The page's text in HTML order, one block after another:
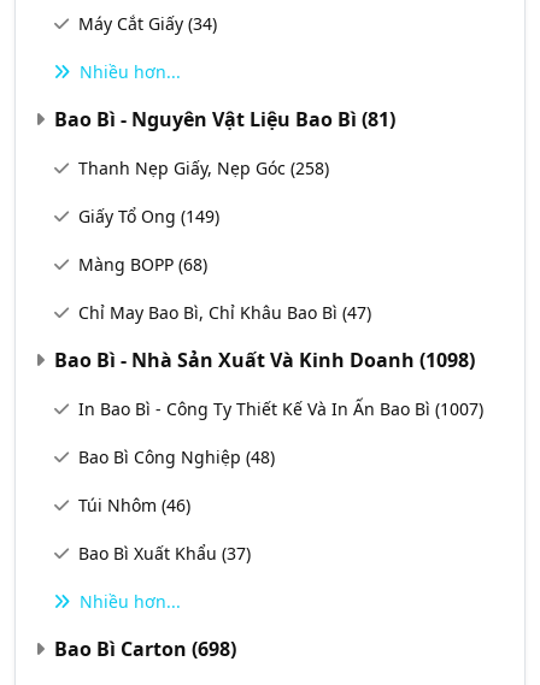
Máy Cắt Giấy (34)
Nhiều hơn...
Bao Bì - Nguyên Vật Liệu Bao Bì (81)
Thanh Nẹp Giấy, Nẹp Góc (258)
Giấy Tổ Ong (149)
Màng BOPP (68)
Chỉ May Bao Bì, Chỉ Khâu Bao Bì (47)
Bao Bì - Nhà Sản Xuất Và Kinh Doanh (1098)
In Bao Bì - Công Ty Thiết Kế Và In Ấn Bao Bì (1007)
Bao Bì Công Nghiệp (48)
Túi Nhôm (46)
Bao Bì Xuất Khẩu (37)
Nhiều hơn...
Bao Bì Carton (698)